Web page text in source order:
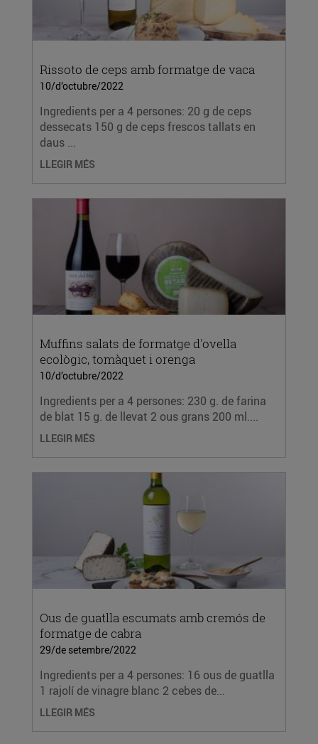
Rissoto de ceps amb formatge de vaca
10/d’octubre/2022
Ingredients per a 4 persones: 20 g de ceps
dessecats 150 g de ceps frescos tallats en
daus ...
LLEGIR MÉS
Muffins salats de formatge d'ovella
ecològic, tomàquet i orenga
10/d’octubre/2022
Ingredients per a 4 persones: 230 g. de farina
de blat 15 g. de llevat 2 ous grans 200 ml....
LLEGIR MÉS
Ous de guatlla escumats amb cremós de
formatge de cabra
29/de setembre/2022
Ingredients per a 4 persones: 16 ous de guatlla
1 rajolí de vinagre blanc 2 cebes de...
LLEGIR MÉS